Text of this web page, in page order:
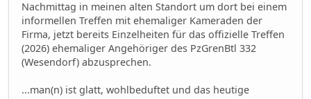
Nachmittag in meinen alten Standort um dort bei einem
informellen Treffen mit ehemaliger Kameraden der
Firma, jetzt bereits Einzelheiten für das offizielle Treffen
(2026) ehemaliger Angehöriger des PzGrenBtl 332
(Wesendorf) abzusprechen.
...man(n) ist glatt, wohlbeduftet und das heutige